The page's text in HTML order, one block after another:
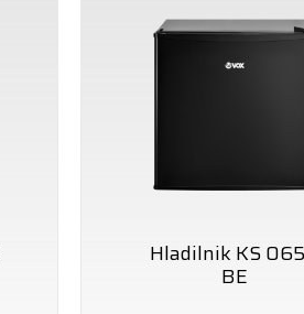
Hladilnik KS
BE